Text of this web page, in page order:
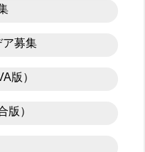
ア募集
版）
版）